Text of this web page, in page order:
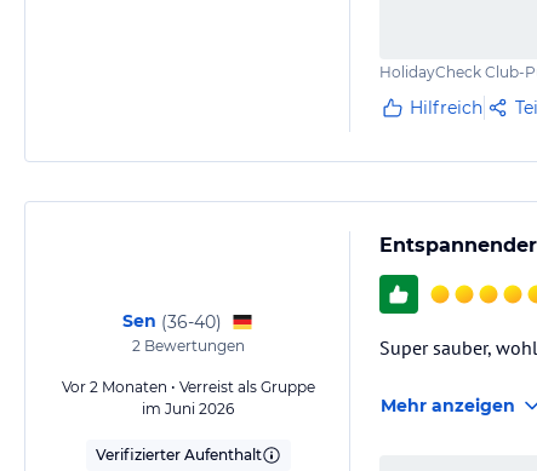
HolidayCheck Club-
Hilfreich
Sen (36-40)
2Bewertungen
Vor 2 Monaten • Verreist als Gruppe
im Juni 2026
Verifizierter Aufenthalt
Super sauber,
Mehr anzeigen